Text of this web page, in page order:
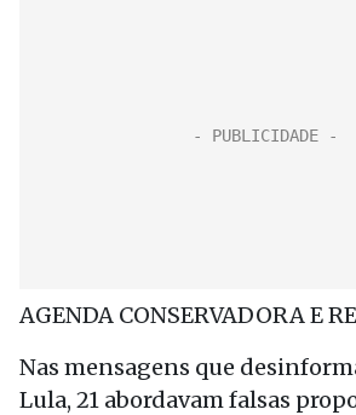
AGENDA CONSERVADORA E
Nas mensagens que
Lula, 21 abordavam falsas